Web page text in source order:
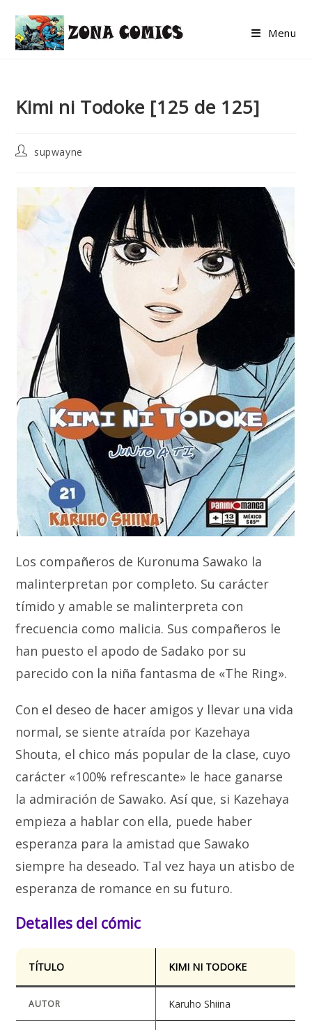
content
Menu
Kimi ni Todoke [125 de 125]
Postsupwayne
Los compañeros de Kuronuma Sawako la
malinterpretan por completo. Su carácter
tímido y amable se malinterpreta con
frecuencia como malicia. Sus compañeros le
han puesto el apodo de Sadako por su
parecido con la niña fantasma de «The Ring».
Con el deseo de hacer amigos y llevar una vida
normal, se siente atraída por Kazehaya
Shouta, el chico más popular de la clase, cuyo
carácter «100% refrescante» le hace ganarse
la admiración de Sawako. Así que, si Kazehaya
empieza a hablar con ella, puede haber
esperanza para la amistad que Sawako
siempre ha deseado. Tal vez haya un atisbo de
esperanza de romance en su futuro.
Detalles del cómic
TÍTULO KIMI NI TODOKE
AUTOR Karuho Shiina